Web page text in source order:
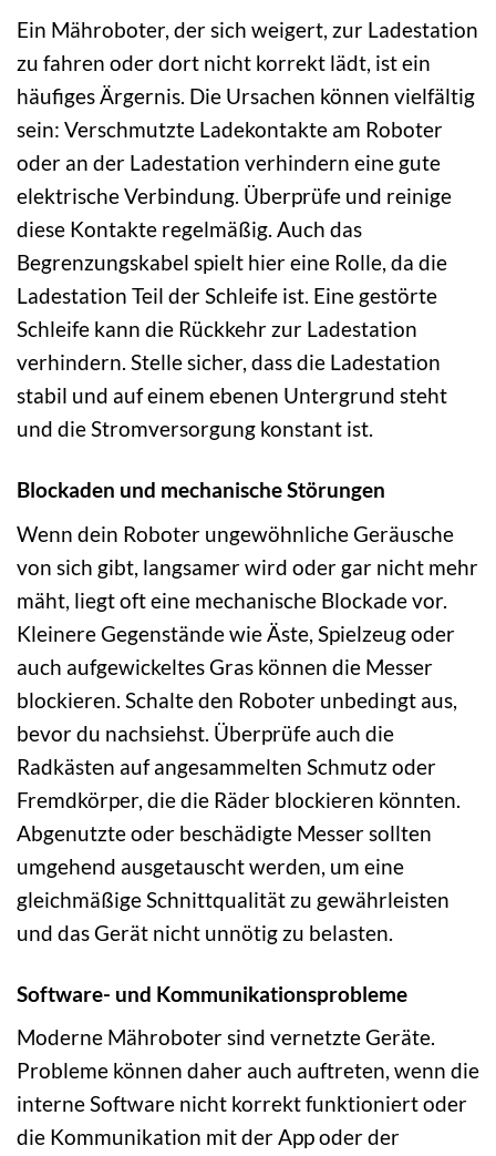
Ein Mähroboter, der sich weigert, zur Ladestation
zu fahren oder dort nicht korrekt lädt, ist ein
häufiges Ärgernis. Die Ursachen können vielfältig
sein: Verschmutzte Ladekontakte am Roboter
oder an der Ladestation verhindern eine gute
elektrische Verbindung. Überprüfe und reinige
diese Kontakte regelmäßig. Auch das
Begrenzungskabel spielt hier eine Rolle, da die
Ladestation Teil der Schleife ist. Eine gestörte
Schleife kann die Rückkehr zur Ladestation
verhindern. Stelle sicher, dass die Ladestation
stabil und auf einem ebenen Untergrund steht
und die Stromversorgung konstant ist.
Blockaden und mechanische Störungen
Wenn dein Roboter ungewöhnliche Geräusche
von sich gibt, langsamer wird oder gar nicht mehr
mäht, liegt oft eine mechanische Blockade vor.
Kleinere Gegenstände wie Äste, Spielzeug oder
auch aufgewickeltes Gras können die Messer
blockieren. Schalte den Roboter unbedingt aus,
bevor du nachsiehst. Überprüfe auch die
Radkästen auf angesammelten Schmutz oder
Fremdkörper, die die Räder blockieren könnten.
Abgenutzte oder beschädigte Messer sollten
umgehend ausgetauscht werden, um eine
gleichmäßige Schnittqualität zu gewährleisten
und das Gerät nicht unnötig zu belasten.
Software- und Kommunikationsprobleme
Moderne Mähroboter sind vernetzte Geräte.
Probleme können daher auch auftreten, wenn die
interne Software nicht korrekt funktioniert oder
die Kommunikation mit der App oder der